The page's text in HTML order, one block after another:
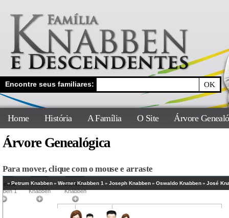
Encontre seus familiares:
Home História A Família O Site Árvore
Árvore Genealógica
Para mover, clique com o mouse e arraste